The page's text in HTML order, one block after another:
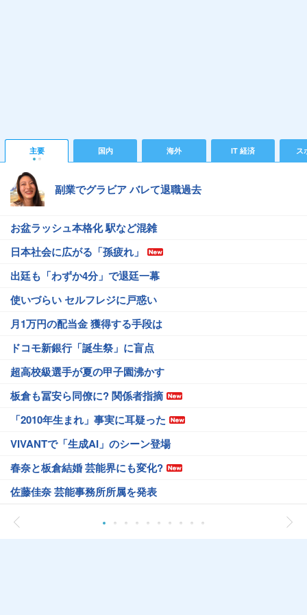
主要 国内 海外 IT 経済 ス
副業でグラビア バレて退職過去
お盆ラッシュ本格化 駅など混雑
日本社会に広がる「孫疲れ」
出廷も「わずか4分」で退廷一幕
使いづらい セルフレジに戸惑い
月1万円の配当金 獲得する手段は
ドコモ新銀行「誕生祭」に盲点
超高校級選手が夏の甲子園沸かす
板倉も冨安ら同僚に? 関係者指摘
「2010年生まれ」事実に耳疑った
VIVANTで「生成AI」のシーン登場
春奈と板倉結婚 芸能界にも変化?
佐藤佳奈 芸能事務所所属を発表